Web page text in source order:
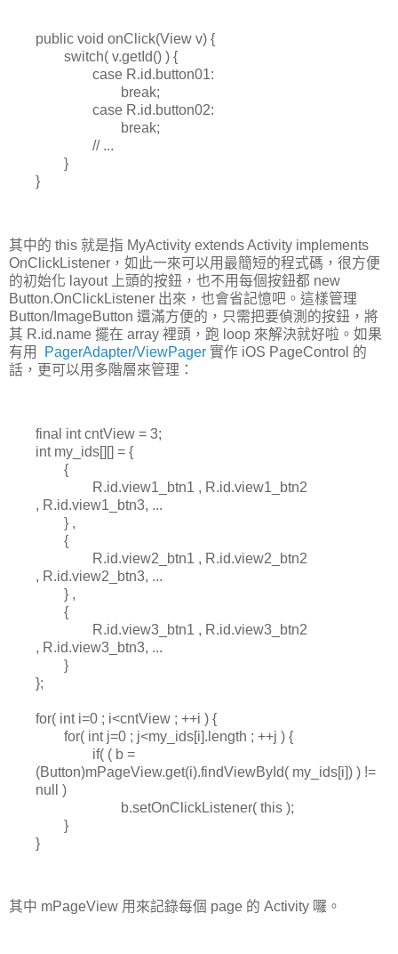
public void onClick(View v) {
switch( v.getId() ) {
case R.id.button01:
break;
case R.id.button02:
break;
// ...
}
}
其中的 this 就是指 MyActivity extends Activity implements
OnClickListener，如此一來可以用最簡短的程式碼，很方便
的初始化 layout 上頭的按鈕，也不用每個按鈕都 new
Button.OnClickListener 出來，也會省記憶吧。這樣管理
Button/ImageButton 還滿方便的，只需把要偵測的按鈕，將
其 R.id.name 擺在 array 裡頭，跑 loop 來解決就好啦。如果
有用
PagerAdapter/ViewPager 實作 iOS PageControl 的
話，更可以用多階層來管理：
final int cntView = 3;
int my_ids[][] = {
{
R.id.view1_btn1 , R.id.view1_btn2
, R.id.view1_btn3, ...
} ,
{
R.id.view2_btn1 , R.id.view2_btn2
, R.id.view2_btn3, ...
} ,
{
R.id.view3_btn1 , R.id.view3_btn2
, R.id.view3_btn3, ...
}
};
for( int i=0 ; i<cntView ; ++i ) {
for( int j=0 ; j<my_ids[i].length ; ++j ) {
if( ( b =
(Button)mPageView.get(i).findViewById( my_ids[i]) ) !=
null )
b.setOnClickListener( this );
}
}
其中 mPageView 用來記錄每個 page 的 Activity 囉。